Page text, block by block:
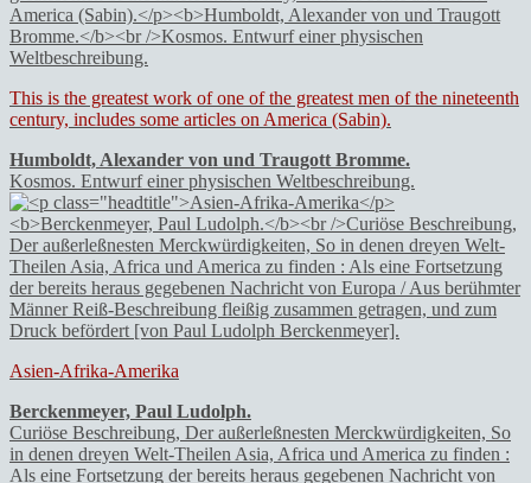
This is the greatest work of one of the greatest men of the nineteenth
century, includes some articles on America (Sabin).
Humboldt, Alexander von und Traugott Bromme.
Kosmos. Entwurf einer physischen Weltbeschreibung.
Asien-Afrika-Amerika
Berckenmeyer, Paul Ludolph.
Curiöse Beschreibung, Der außerleßnesten Merckwürdigkeiten, So
in denen dreyen Welt-Theilen Asia, Africa und America zu finden :
Als eine Fortsetzung der bereits heraus gegebenen Nachricht von